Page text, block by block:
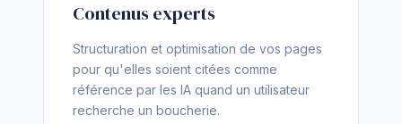
Contenus experts
Structuration et optimisation de vos pages
pour qu'elles soient citées comme
référence par les IA quand un utilisateur
recherche un boucherie.